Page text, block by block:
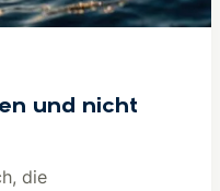
und nicht
die